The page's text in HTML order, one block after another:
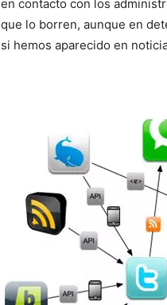
en contacto con los
que lo borren, aunque en
si hemos aparecido en